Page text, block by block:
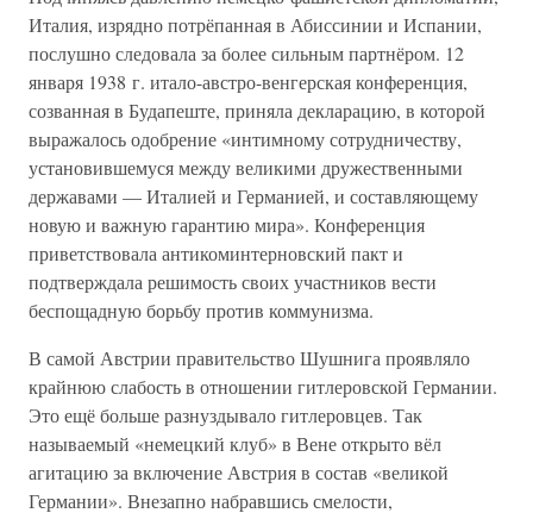
Италия, изрядно потрёпанная в Абиссинии и Испании,
послушно следовала за более сильным партнёром. 12
января 1938 г. итало-австро-венгерская конференция,
созванная в Будапеште, приняла декларацию, в которой
выражалось одобрение «интимному сотрудничеству,
установившемуся между великими дружественными
державами — Италией и Германией, и составляющему
новую и важную гарантию мира». Конференция
приветствовала антикоминтерновский пакт и
подтверждала решимость своих участников вести
беспощадную борьбу против коммунизма.
В самой Австрии правительство Шушнига проявляло
крайнюю слабость в отношении гитлеровской Германии.
Это ещё больше разнуздывало гитлеровцев. Так
называемый «немецкий клуб» в Вене открыто вёл
агитацию за включение Австрия в состав «великой
Германии». Внезапно набравшись смелости,